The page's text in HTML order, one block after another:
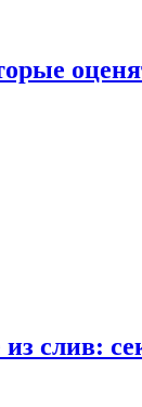
слив: